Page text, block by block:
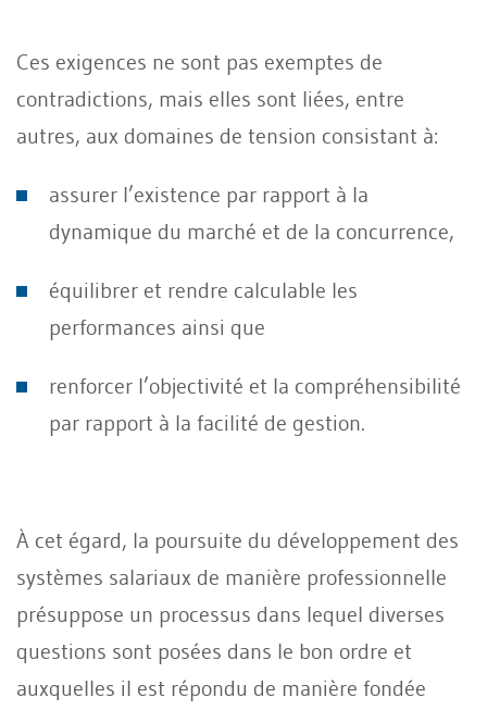
Ces exigences ne sont pas exemptes de
contradictions, mais elles sont liées, entre
autres, aux domaines de tension consistant à:
assurer l’existence par rapport à la
dynamique du marché et de la concurrence,
équilibrer et rendre calculable les
performances ainsi que
renforcer l’objectivité et la compréhensibilité
par rapport à la facilité de gestion.
À cet égard, la poursuite du développement des
systèmes salariaux de manière professionnelle
présuppose un processus dans lequel diverses
questions sont posées dans le bon ordre et
auxquelles il est répondu de manière fondée